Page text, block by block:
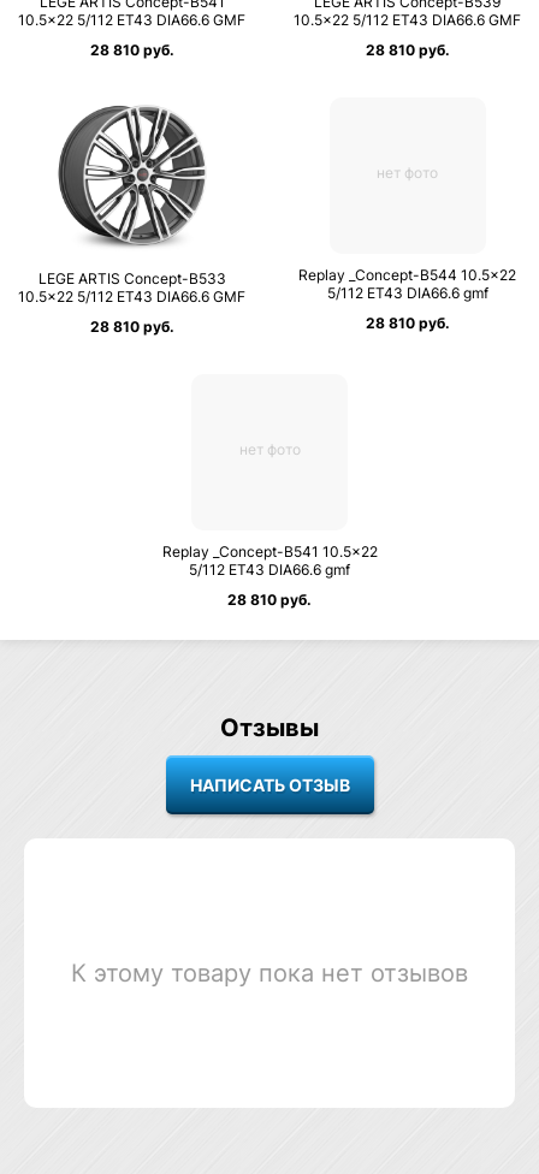
10.5×22 5/112 ET43 DIA66.6 GMF
28 810 руб.
10.5×22 5/112 ET43 DIA66.6 GMF
28 810 руб.
LEGE ARTIS Concept-B533
10.5×22 5/112 ET43 DIA66.6 GMF
28 810 руб.
нет фото
Replay _Concept-B544 10.5×22
5/112 ET43 DIA66.6 gmf
28 810 руб.
нет фото
Replay _Concept-B541 10.5×22
5/112 ET43 DIA66.6 gmf
28 810 руб.
Отзывы
К этому товару пока нет отзывов